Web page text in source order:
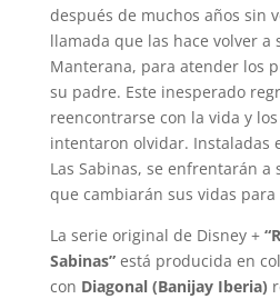
después de muchos años sin
llamada que las hace volver a
Manterana, para atender los
su padre. Este inesperado
reencontrarse con la vida y
intentaron olvidar. Instaladas
Las Sabinas, se enfrentarán a
que cambiarán sus vidas para
La serie original de Disney +
Sabinas” está producida en
con Diagonal (Banijay Iberia)